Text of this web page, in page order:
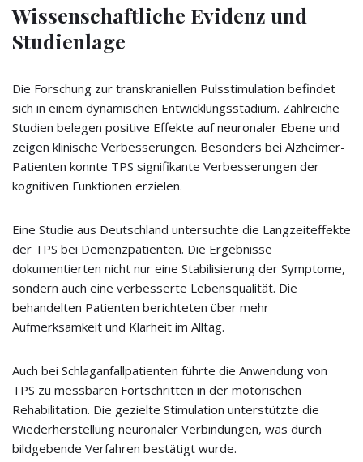
Wissenschaftliche Evidenz und
Studienlage
Die Forschung zur transkraniellen Pulsstimulation befindet
sich in einem dynamischen Entwicklungsstadium. Zahlreiche
Studien belegen positive Effekte auf neuronaler Ebene und
zeigen klinische Verbesserungen. Besonders bei Alzheimer-
Patienten konnte TPS signifikante Verbesserungen der
kognitiven Funktionen erzielen.
Eine Studie aus Deutschland untersuchte die Langzeiteffekte
der TPS bei Demenzpatienten. Die Ergebnisse
dokumentierten nicht nur eine Stabilisierung der Symptome,
sondern auch eine verbesserte Lebensqualität. Die
behandelten Patienten berichteten über mehr
Aufmerksamkeit und Klarheit im Alltag.
Auch bei Schlaganfallpatienten führte die Anwendung von
TPS zu messbaren Fortschritten in der motorischen
Rehabilitation. Die gezielte Stimulation unterstützte die
Wiederherstellung neuronaler Verbindungen, was durch
bildgebende Verfahren bestätigt wurde.